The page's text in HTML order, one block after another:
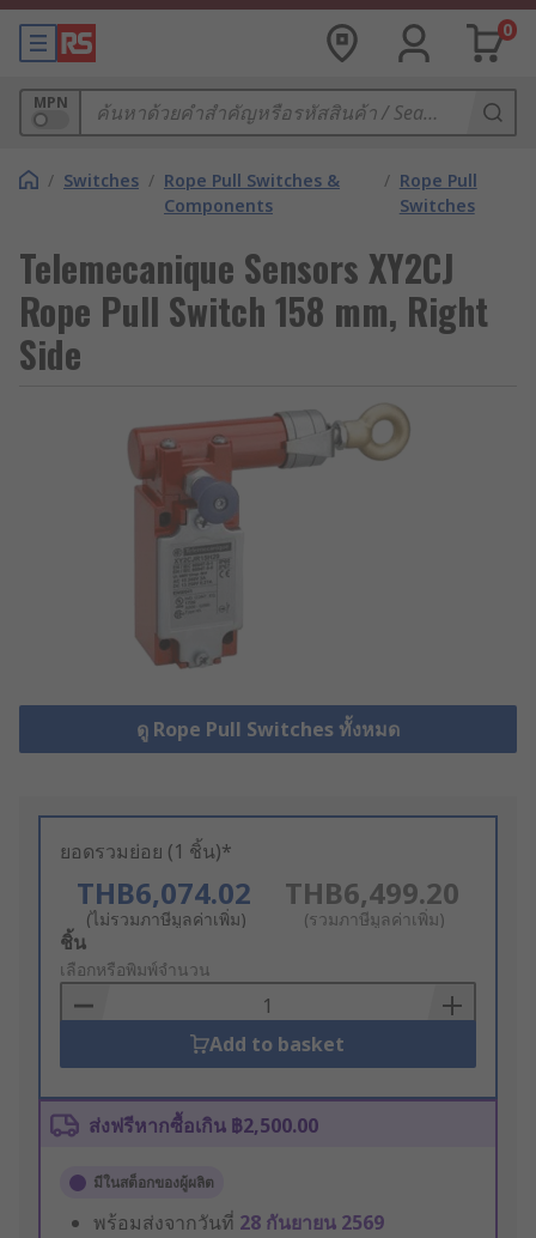
0
MPN
/ Switches / Rope Pull Switches &
Components
/ Rope Pull
Switches
Telemecanique Sensors XY2CJ
Rope Pull Switch 158 mm, Right
Side
ดู Rope Pull Switches ทั้งหมด
ยอดรวมย่อย (1 ชิ้น)*
THB6,074.02
(ไม่รวมภาษีมูลค่าเพิ่ม)
THB6,499.20
(รวมภาษีมูลค่าเพิ่ม)
Add
to
Basket
ชิ้น
เลือกหรือพิมพ์จำนวน
Add to basket
ส่งฟรีหากซื้อเกิน ฿2,500.00
มีในสต็อกของผู้ผลิต
พร้อมส่งจากวันที่ 28 กันยายน 2569